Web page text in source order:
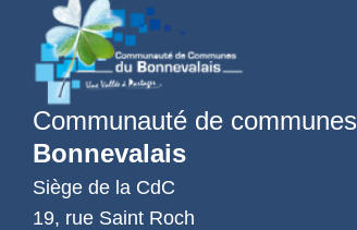
Communauté de communes
Bonnevalais
Siège de la CdC
19, rue Saint Roch